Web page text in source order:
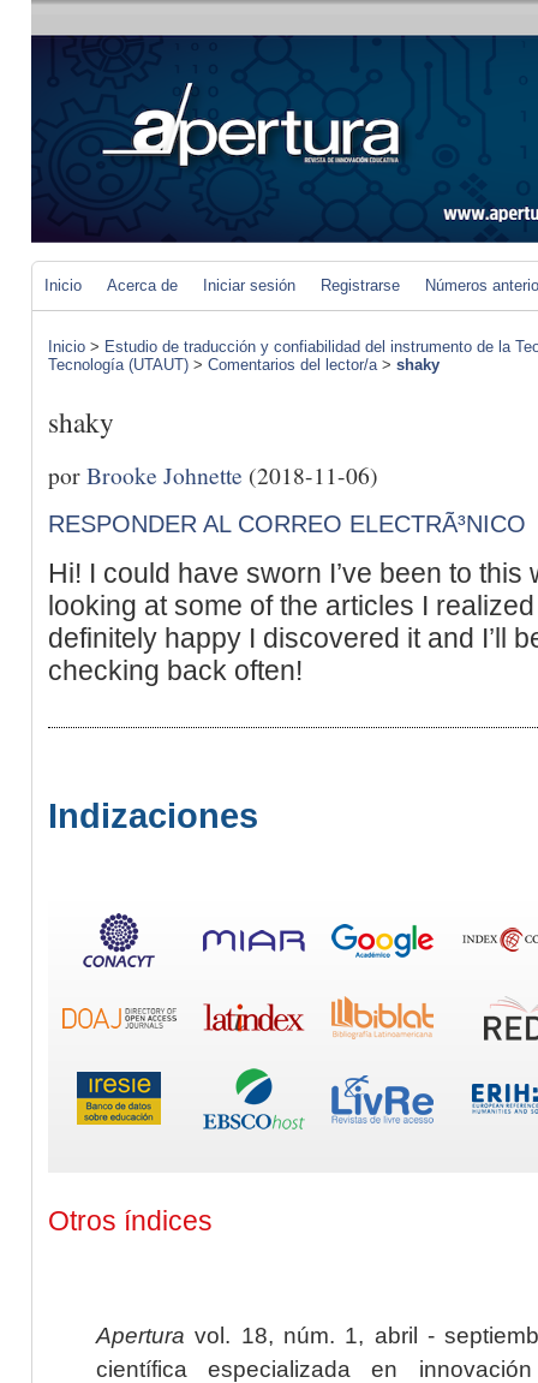
Inicio Acerca de Iniciar sesión Registrarse Números
Inicio > Estudio de traducción y confiabilidad del instrumento de la
Tecnología (UTAUT) > Comentarios del lector/a> shaky
shaky
porBrooke Johnette (2018-11-06)
RESPONDER AL CORREO ELECTRÃ³NICO
Hi! I could have sworn I’ve been to
looking at some of the articles I realized
definitely happy I discovered it and I’ll
checking back often!
Indizaciones
Otros índices
Apertura vol. 18, núm. 1, abril -
científica especializada en